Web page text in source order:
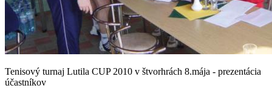
Tenisový turnaj Lutila CUP 2010 v štvorhrách 8.mája - prezentácia
účastníkov